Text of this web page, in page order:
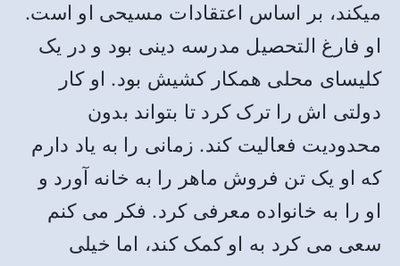
میکند، بر اساس اعتقادات مسیحی او است.
او فارغ التحصیل مدرسه دینی بود و در یک
کلیسای محلی همکار کشیش بود. او کار
دولتی اش را ترک کرد تا بتواند بدون
محدودیت فعالیت کند. زمانی را به یاد دارم
که او یک تن فروش ماهر را به خانه آورد و
او را به خانواده معرفی کرد. فکر می کنم
سعی می کرد به او کمک کند، اما خیلی